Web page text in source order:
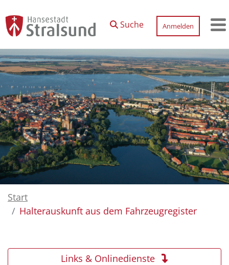
Suche
Anmelden
Start
Halterauskunft aus dem Fahrzeugregister
Links & Onlinedienste